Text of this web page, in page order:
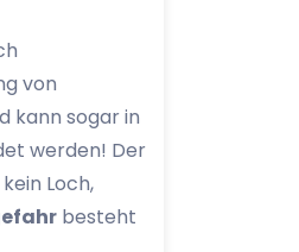
von
kann sogar in
werden! Der
Loch,
besteht